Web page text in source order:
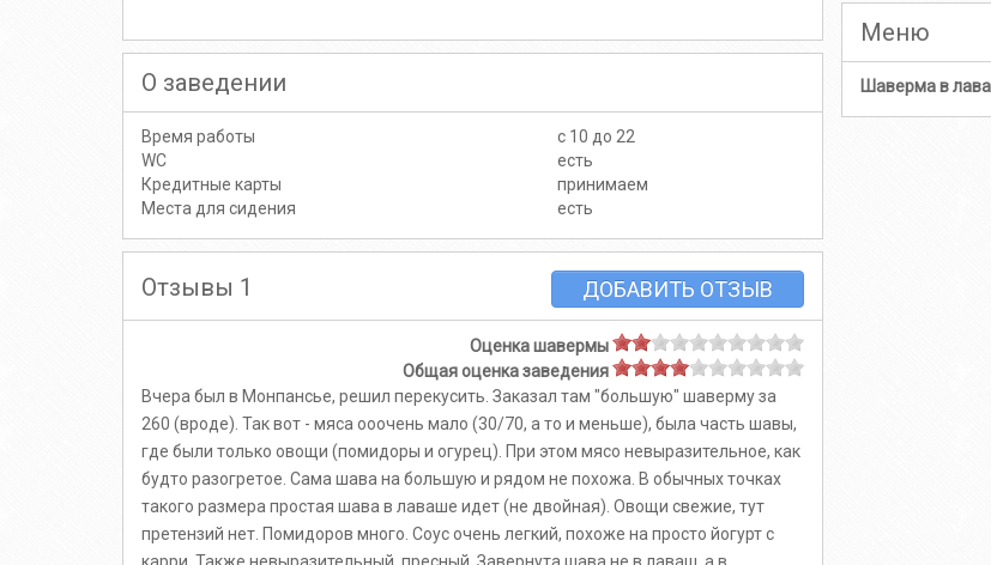
О заведении
Время работы
с 10 до 22
WC
есть
Кредитные карты
принимаем
Места для сидения
есть
Отзывы 1 ДОБАВИТЬ ОТЗЫВ
Оценка шавермы
Общая оценка заведения
Вчера был в Монпансье, решил перекусить. Заказал там "большую" шаверму за
260 (вроде). Так вот - мяса ооочень мало (30/70, а то и меньше), была часть шавы,
где были только овощи (помидоры и огурец). При этом мясо невыразительное, как
будто разогретое. Сама шава на большую и рядом не похожа. В обычных точках
такого размера простая шава в лаваше идет (не двойная). Овощи свежие, тут
претензий нет. Помидоров много. Соус очень легкий, похоже на просто йогурт с
Меню
Шаверма в